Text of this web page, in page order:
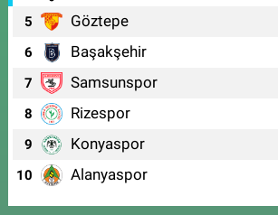
5 Göztepe
6 Başakşehir
7 Samsunspor
8 Rizespor
9 Konyaspor
10 Alanyaspor